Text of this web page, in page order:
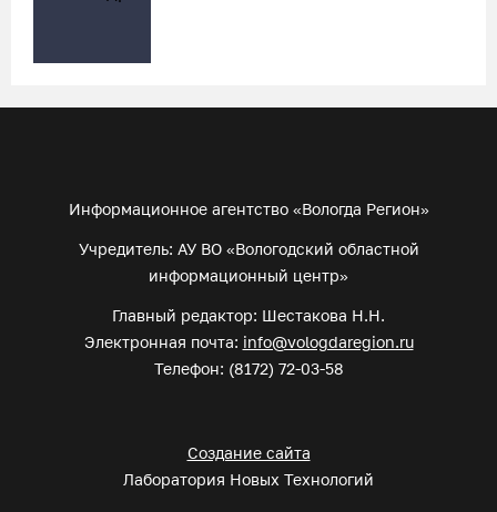
Информационное агентство «Вологда Регион»
Учредитель: АУ ВО «Вологодский областной
информационный центр»
Главный редактор: Шестакова Н.Н.
Электронная почта: info@vologdaregion.ru
Телефон: (8172) 72-03-58
Создание сайта
Лаборатория Новых Технологий